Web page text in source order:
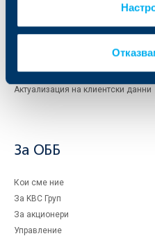
Кредити
Застраховки
Актуализация на клиентски данни
За ОББ
Кои сме ние
За KBC Груп
За акционери
Управление